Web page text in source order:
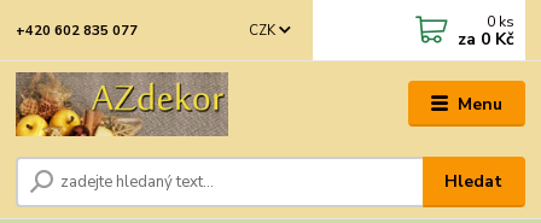
Menu
CZK
Hledat
+420 602 835 077 0 ks
za 0 Kč